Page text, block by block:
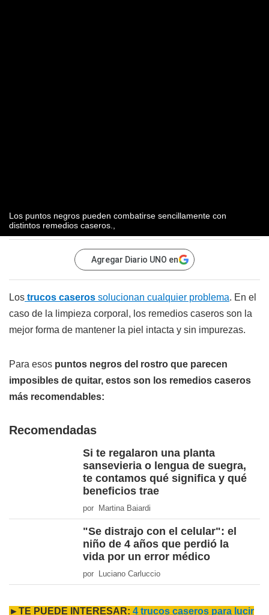
Los puntos negros pueden combatirse sencillamente con
distintos remedios caseros.,
Agregar Diario UNO en
Los trucos caseros solucionan cualquier problema. En el
caso de la limpieza corporal, los remedios caseros son la
mejor forma de mantener la piel intacta y sin impurezas.
Para esos puntos negros del rostro que parecen
imposibles de quitar, estos son los remedios caseros
más recomendables:
Recomendadas
Si te regalaron una planta
sansevieria o lengua de suegra,
te contamos qué significa y qué
beneficios trae
por Martina Baiardi
"Se distrajo con el celular": el
niño de 4 años que perdió la
vida por un error médico
por Luciano Carluccio
►TE PUEDE INTERESAR: 4 trucos caseros para lucir